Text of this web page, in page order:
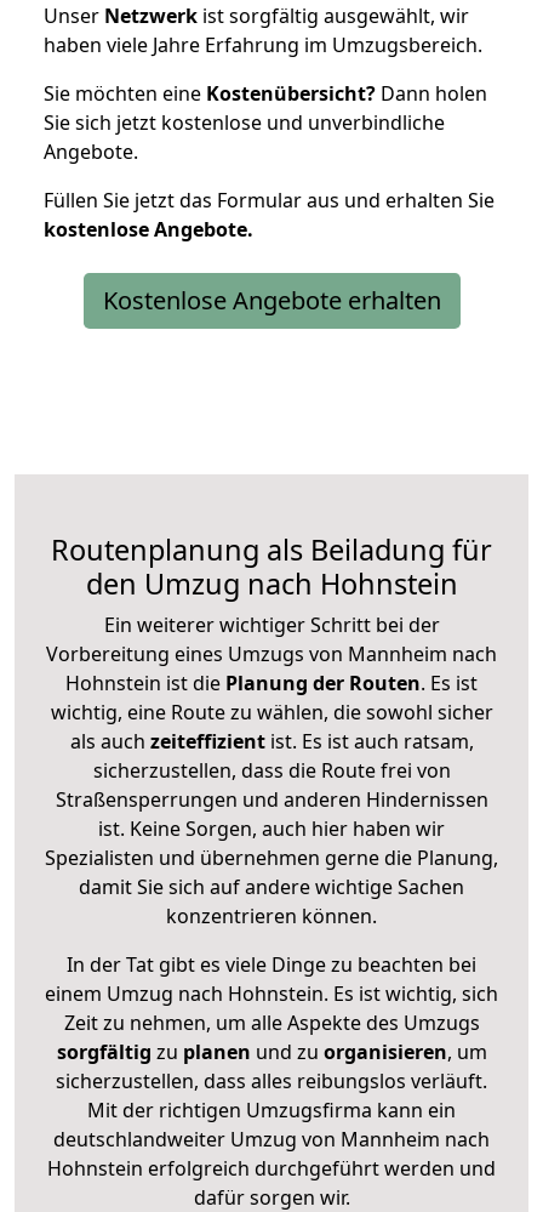
Unser Netzwerk ist sorgfältig ausgewählt, wir
haben viele Jahre Erfahrung im Umzugsbereich.
Sie möchten eine Kostenübersicht? Dann holen
Sie sich jetzt kostenlose und unverbindliche
Angebote.
Füllen Sie jetzt das Formular aus und erhalten Sie
kostenloseAngebote.
Kostenlose Angebote erhalten
Routenplanung als Beiladung für
den Umzug nach Hohnstein
Ein weiterer wichtiger Schritt bei der
Vorbereitung eines Umzugs von Mannheim nach
Hohnstein ist die Planung der Routen. Es ist
wichtig, eine Route zu wählen, die sowohl sicher
als auch zeiteffizientist. Es ist auch ratsam,
sicherzustellen, dass die Route frei von
Straßensperrungen und anderen Hindernissen
ist. Keine Sorgen, auch hier haben wir
Spezialisten und übernehmen gerne die Planung,
damit Sie sich auf andere wichtige Sachen
konzentrieren können.
In der Tat gibt es viele Dinge zu beachten bei
einem Umzug nach Hohnstein. Es ist wichtig, sich
Zeit zu nehmen, um alle Aspekte des Umzugs
sorgfältig zu planen und zu organisieren, um
sicherzustellen, dass alles reibungslos verläuft.
Mit der richtigen Umzugsfirma kann ein
deutschlandweiter Umzug von Mannheim nach
Hohnstein erfolgreich durchgeführt werden und
dafür sorgen wir.